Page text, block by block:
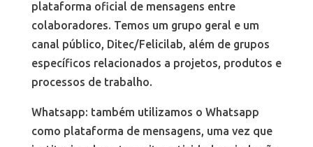
plataforma oficial de mensagens entre
colaboradores. Temos um grupo geral e um
canal público, Ditec/Felicilab, além de grupos
específicos relacionados a projetos, produtos e
processos de trabalho.
Whatsapp: também utilizamos o Whatsapp
como plataforma de mensagens, uma vez que